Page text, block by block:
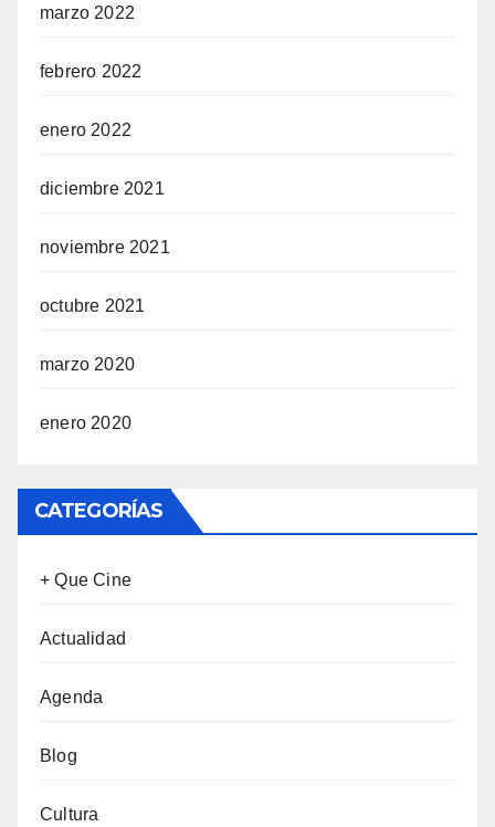
marzo 2022
febrero 2022
enero 2022
diciembre 2021
noviembre 2021
octubre 2021
marzo 2020
enero 2020
CATEGORÍAS
+ Que Cine
Actualidad
Agenda
Blog
Cultura